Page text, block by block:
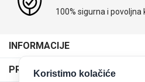
100% sigurna i
INFORMACIJE
SVIJET MASKICA d.o.o.
PRODAJNA MJESTA
Koristimo kolačiće
Love motivi I